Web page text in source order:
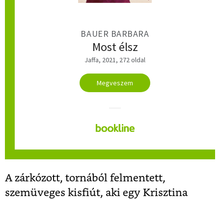
BAUER BARBARA
Most élsz
Jaffa, 2021, 272 oldal
Megveszem
A zárkózott, tornából felmentett,
szemüveges kisfiút, aki egy Krisztina